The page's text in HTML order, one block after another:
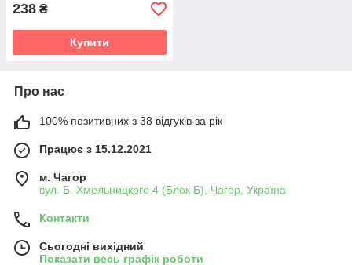
238 ₴
Купити
Про нас
100% позитивних з 38 відгуків за рік
Працює з 15.12.2021
м. Чагор
вул. Б. Хмельницкого 4 (Блок Б), Чагор, Україна
Контакти
Сьогодні вихідний
Показати весь графік роботи